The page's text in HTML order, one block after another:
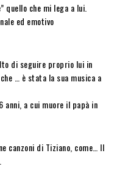
quello che mi lega a lui.
ed emotivo
di seguire proprio lui in
… è stata la sua musica a
anni, a cui muore il papà in
canzoni di Tiziano, come… Il